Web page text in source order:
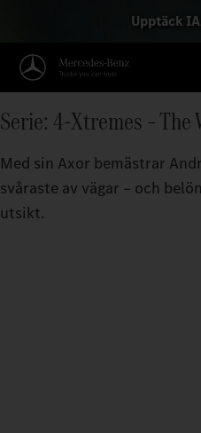
Upptäck
Serie: 4-Xtremes – The
Med sin Axor bemästrar
svåraste av vägar – och
utsikt.